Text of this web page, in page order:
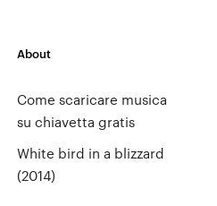
About
Come scaricare musica
su chiavetta gratis
White bird in a blizzard
(2014)